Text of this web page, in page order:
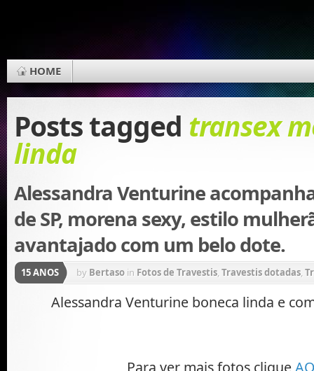
HOME
Posts tagged transex
linda
Alessandra Venturine
de SP, morena sexy, estilo
avantajado com um belo dote.
15 ANOS by Bertaso in Fotos de Travestis, Travestis dotadas,
Alessandra Venturine boneca linda e
Para ver mais fotos clique